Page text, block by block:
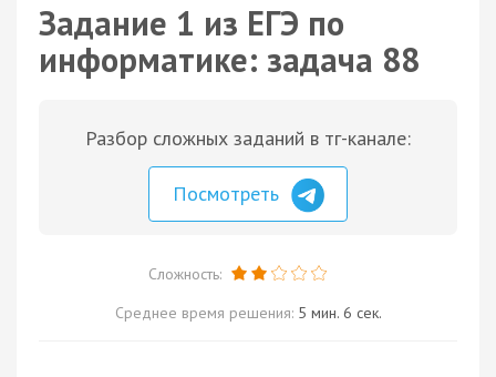
Задание 1 из ЕГЭ по
информатике: задача 88
Разбор сложных заданий в тг-канале:
Посмотреть
Сложность:
Среднее время решения: 5 мин. 6 сек.